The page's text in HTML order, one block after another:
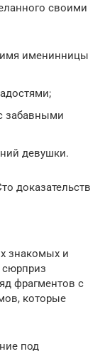
своими
имя именинницы
забавными
девушки.
доказательств
знакомых и
фрагментов с
которые
под